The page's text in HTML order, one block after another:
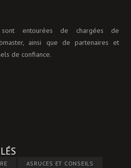
entourées de chargées de
ainsi que de partenaires et
de confiance.
ASRUCES ET CONSEILS